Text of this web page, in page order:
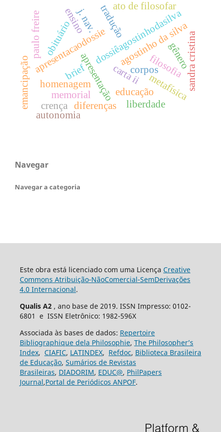
apresentação
dossiêagostinhodasilva
apresentacaodossie
tradução
brief
j. nav. agostinho da silva
carta ii sandra cristina
obituário
homenagem
memorial
diferenças
corposfilosofia
metafísica
paulo freire
ato de filosofar
educação
crença
gênero
autonomia
emancipação liberdade
ensino
Navegar
Navegar a categoria
Este obra está licenciado com uma Licença Creative
Commons Atribuição-NãoComercial-SemDerivações
4.0 Internacional.
Qualis A2 , ano base de 2019. ISSN Impresso: 0102-
6801 e ISSN Eletrônico: 1982-596X
Associada às bases de dados: Repertoire
Bibliographique dela Philosophie, The Philosopher’s
Index, CIAFIC, LATINDEX, Refdoc, Biblioteca Brasileira
de Educação, Sumários de Revistas
Brasileiras, DIADORIM, EDUC@, PhilPapers
Journal,Portal de Periódicos ANPOF.